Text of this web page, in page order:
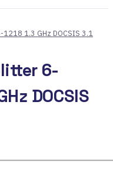
1.3 GHz DOCSIS 3.1
6-
DOCSIS